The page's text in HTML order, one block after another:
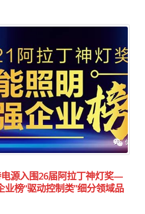
源入围26届阿拉丁神灯奖—
榜“驱动控制类”细分领域品